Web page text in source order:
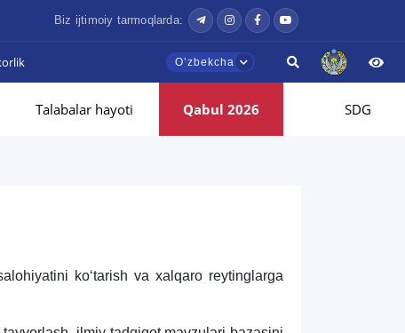
Biz ijtimoiy tarmoqlarda:
Oʼzbekcha
Talabalar hayoti Qabul 2026 SDG
ko‘tarish va xalqaro reytinglarga